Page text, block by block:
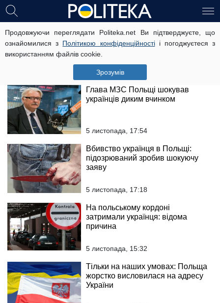
Продовжуючи переглядати Politeka.net Ви підтверджуєте, що
ознайомилися з Політикою конфіденційностіі погоджуєтеся з
використанням файлів cookie.
Зрозумів
Українські заробітчани в Польщі:
кількість віз різко зміниться
6 листопада, 08:07
Глава МЗС Польщі шокував
українців диким вчинком
5 листопада, 17:54
Вбивство українця в Польщі:
підозрюваний зробив шокуючу
заяву
5 листопада, 17:18
На польському кордоні
затримали українця: відома
причина
5 листопада, 15:32
Тільки на наших умовах: Польща
жорстко висловилася на адресу
України